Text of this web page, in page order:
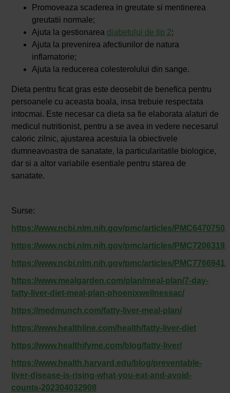
Promoveaza scaderea in greutate si mentinerea
greutatii normale;
Ajuta la gestionarea diabetului de tip 2;
Ajuta la prevenirea afectiunilor de natura
inflamatorie;
Ajuta la reducerea colesterolului din sange.
Dieta pentru ficat gras este deosebit de benefica pentru
persoanele cu aceasta boala, insa trebuie respectata
intocmai. Este necesar ca dieta sa fie elaborata alaturi de
medicul nutritionist, pentru a se avea in vedere necesarul
caloric zilnic, ajustarea acestuia la obiectivele
dumneavoastra de sanatate, la particularitatile biologice,
dar si a altor variabile esentiale pentru starea de
sanatate.
Surse:
https://www.ncbi.nlm.nih.gov/pmc/articles/PMC6470750/
https://www.ncbi.nlm.nih.gov/pmc/articles/PMC7206319/
https://www.ncbi.nlm.nih.gov/pmc/articles/PMC7766941/
https://www.mealgarden.com/plan/meal-plan/7-day-
fatty-liver-diet-meal-plan-phoenixwellnessac/
https://medmunch.com/fatty-liver-meal-plan/
https://www.healthline.com/health/fatty-liver-diet
https://www.healthifyme.com/blog/fatty-liver/
https://www.health.harvard.edu/blog/preventable-
liver-disease-is-rising-what-you-eat-and-avoid-
counts-202304032908